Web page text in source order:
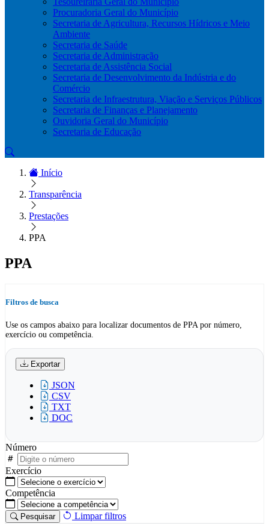
Procuradoria Geral do Município
Secretaria de Agricultura, Recursos Hídricos e Meio
Ambiente
Secretaria de Saúde
Secretaria de Administração
Secretaria de Assistência Social
Secretaria de Desenvolvimento da Indústria e do
Comércio
Secretaria de Infraestrutura, Viação e Serviços Públicos
Secretaria de Finanças e Planejamento
Ouvidoria Geral do Município
Secretaria de Educação
Início
Transparência
Prestações
PPA
PPA
Filtros de busca
Use os campos abaixo para localizar documentos de PPA por número,
exercício ou competência.
Exportar
JSON
CSV
TXT
DOC
Número
Exercício
Competência
Pesquisar Limpar filtros